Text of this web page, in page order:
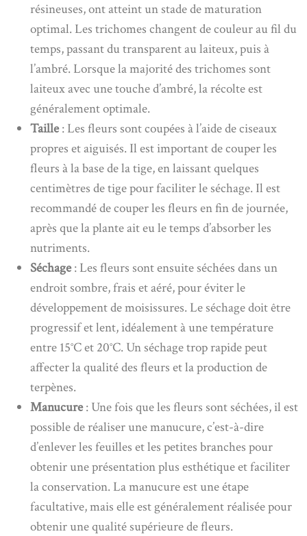
résineuses, ont atteint un stade de maturation
optimal. Les trichomes changent de couleur au fil du
temps, passant du transparent au laiteux, puis à
l’ambré. Lorsque la majorité des trichomes sont
laiteux avec une touche d’ambré, la récolte est
généralement optimale.
Taille: Les fleurs sont coupées à l’aide de ciseaux
propres et aiguisés. Il est important de couper les
fleurs à la base de la tige, en laissant quelques
centimètres de tige pour faciliter le séchage. Il est
recommandé de couper les fleurs en fin de journée,
après que la plante ait eu le temps d’absorber les
nutriments.
Séchage: Les fleurs sont ensuite séchées dans un
endroit sombre, frais et aéré, pour éviter le
développement de moisissures. Le séchage doit être
progressif et lent, idéalement à une température
entre 15°C et 20°C. Un séchage trop rapide peut
affecter la qualité des fleurs et la production de
terpènes.
Manucure: Une fois que les fleurs sont séchées, il est
possible de réaliser une manucure, c’est-à-dire
d’enlever les feuilles et les petites branches pour
obtenir une présentation plus esthétique et faciliter
la conservation. La manucure est une étape
facultative, mais elle est généralement réalisée pour
obtenir une qualité supérieure de fleurs.